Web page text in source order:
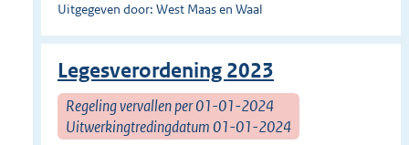
Uitgegeven door: West Maas en Waal
Legesverordening 2023
Regeling vervallen per 01-01-2024
Uitwerkingtredingdatum 01-01-2024